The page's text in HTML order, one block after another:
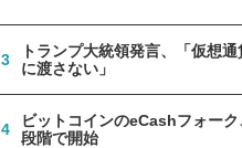
3
トランプ大統領発言、「仮想
に渡さない」
4
ビットコインのeCashフォー
段階で開始